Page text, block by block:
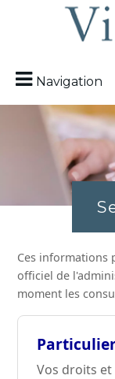
Navigation
Ces
officiel de
moment les
Vos droits